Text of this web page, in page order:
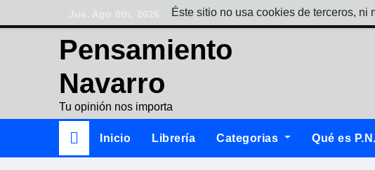
to
Pensamiento
Navarro
Tu opinión nos importa
Inicio Librería Categorias Qué es P.N.
Éste sitio no usa cookies de terceros, ni